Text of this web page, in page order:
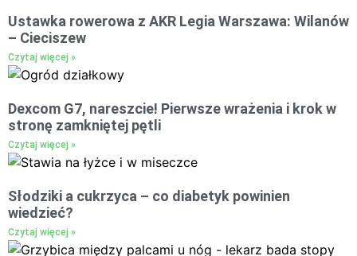
Ustawka rowerowa z AKR Legia Warszawa: Wilanów
– Cieciszew
Czytaj więcej »
Dexcom G7, nareszcie! Pierwsze wrażenia i krok w
stronę zamkniętej pętli
Czytaj więcej »
Słodziki a cukrzyca – co diabetyk powinien
wiedzieć?
Czytaj więcej »